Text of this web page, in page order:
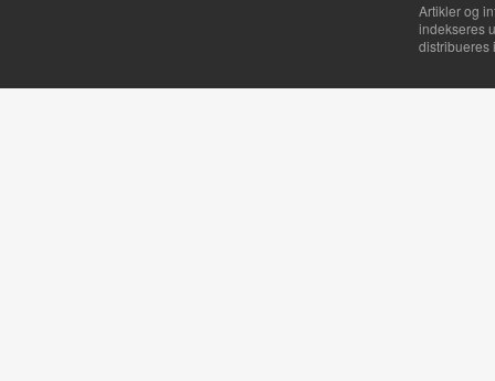
Artikler og
indekseres
distribueres